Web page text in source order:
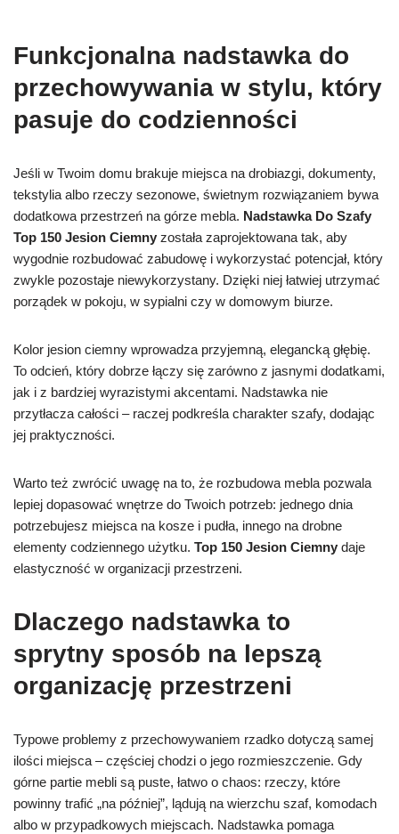
Funkcjonalna nadstawka do
przechowywania w stylu, który
pasuje do codzienności
Jeśli w Twoim domu brakuje miejsca na drobiazgi, dokumenty,
tekstylia albo rzeczy sezonowe, świetnym rozwiązaniem bywa
dodatkowa przestrzeń na górze mebla. Nadstawka Do Szafy
Top 150 Jesion Ciemny została zaprojektowana tak, aby
wygodnie rozbudować zabudowę i wykorzystać potencjał, który
zwykle pozostaje niewykorzystany. Dzięki niej łatwiej utrzymać
porządek w pokoju, w sypialni czy w domowym biurze.
Kolor jesion ciemny wprowadza przyjemną, elegancką głębię.
To odcień, który dobrze łączy się zarówno z jasnymi dodatkami,
jak i z bardziej wyrazistymi akcentami. Nadstawka nie
przytłacza całości – raczej podkreśla charakter szafy, dodając
jej praktyczności.
Warto też zwrócić uwagę na to, że rozbudowa mebla pozwala
lepiej dopasować wnętrze do Twoich potrzeb: jednego dnia
potrzebujesz miejsca na kosze i pudła, innego na drobne
elementy codziennego użytku. Top 150 Jesion Ciemny daje
elastyczność w organizacji przestrzeni.
Dlaczego nadstawka to
sprytny sposób na lepszą
organizację przestrzeni
Typowe problemy z przechowywaniem rzadko dotyczą samej
ilości miejsca – częściej chodzi o jego rozmieszczenie. Gdy
górne partie mebli są puste, łatwo o chaos: rzeczy, które
powinny trafić „na później”, lądują na wierzchu szaf, komodach
albo w przypadkowych miejscach. Nadstawka pomaga